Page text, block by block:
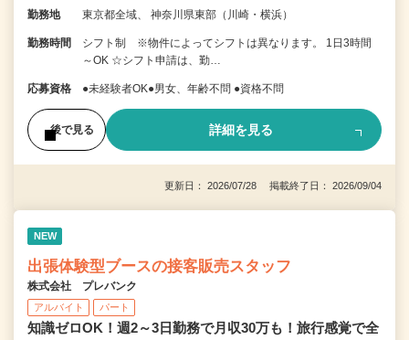
勤務地 東京都全域、 神奈川県東部（川崎・横浜）
勤務時間
シフト制 ※物件によってシフトは異なります。 1日3時間
～OK ☆シフト申請は、勤…
応募資格 ●未経験者OK●男女、年齢不問 ●資格不問
後で見る 詳細を見る
更新日： 2026/07/28 掲載終了日： 2026/09/04
NEW
出張体験型ブースの接客販売スタッフ
株式会社 プレバンク
アルバイト パート
知識ゼロOK！週2～3日勤務で月収30万も！旅行感覚で全